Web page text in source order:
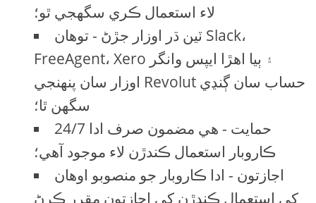
لاء استعمال ڪري سگهجي ٿو؛
ٽين ڌر اوزار جڙڻ - توهان Slack،
FreeAgent، Xero ۽ ٻيا اهڙا ايپس وانگر
اوزار سان پنهنجي Revolut حساب سان ڳنڍي
سگهن ٿا؛
24/7 حمايت - هي مضمون صرف ادا
ڪاروبار استعمال ڪندڙن لاء موجود آهي؛
اجازتون - ادا ڪاروبار جو منصوبو اوھان
کي استعمال ڪندڙن کي اجازتون مقرر ڪرڻ